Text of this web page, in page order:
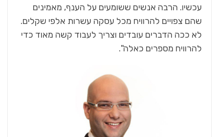
עכשיו. הרבה אנשים ששומעים על הענף, מאמינים
שהם צפויים להרוויח מכל עסקה עשרות אלפי שקלים.
לא ככה הדברים עובדים וצריך לעבוד קשה מאוד כדי
להרוויח מספרים כאלה".